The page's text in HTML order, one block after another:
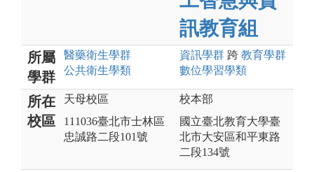
訊教育組
所屬
學群
醫藥衛生學群
公共衛生學類
資訊學群 跨 教育學群
數位學習學類
所在
校區
天母校區
111036臺北市士林區
忠誠路二段101號
校本部
國立臺北教育大學臺
北市大安區和平東路
二段134號